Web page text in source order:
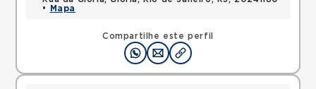
Compartilhe este perfil
•
Mapa